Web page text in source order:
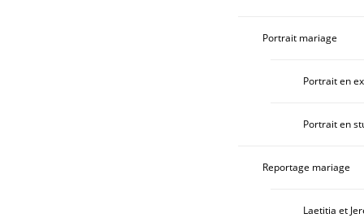
Portrait mariage
Portrait en
Portrait en
Reportage mariage
Laetitia et